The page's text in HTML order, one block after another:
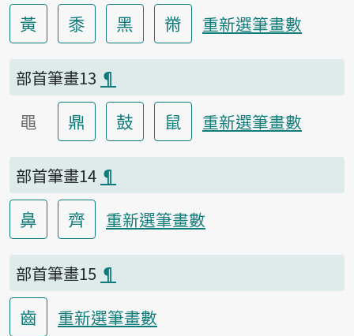
黃 黍 黑 黹 重新選筆畫數
部首筆畫13 ¶
黽 鼎 鼓 鼠 重新選筆畫數
部首筆畫14 ¶
鼻 齊 重新選筆畫數
部首筆畫15 ¶
齒 重新選筆畫數